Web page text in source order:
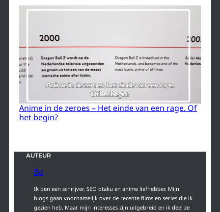
Anime in de zeroes – Het einde van een rage. Of
het begin?
AUTEUR
Bo
Ik ben een schrijver, SEO otaku en anime liefhebber. Mijn
blogs gaan voornamelijk over de recente films en series die ik
gezien heb. Maar mijn interesses zijn uitgebreid en ik deel ze